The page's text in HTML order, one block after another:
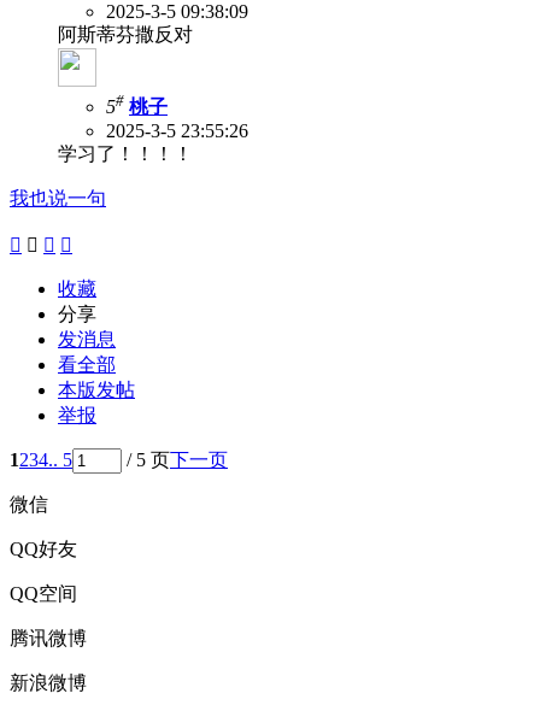
2025-3-5 09:38:09
阿斯蒂芬撒反对
5# 桃子
2025-3-5 23:55:26
学习了！！！！
我也说一句
   
收藏
分享
发消息
看全部
本版发帖
举报
1234.. 5 / 5 页下一页
微信
QQ好友
QQ空间
腾讯微博
新浪微博